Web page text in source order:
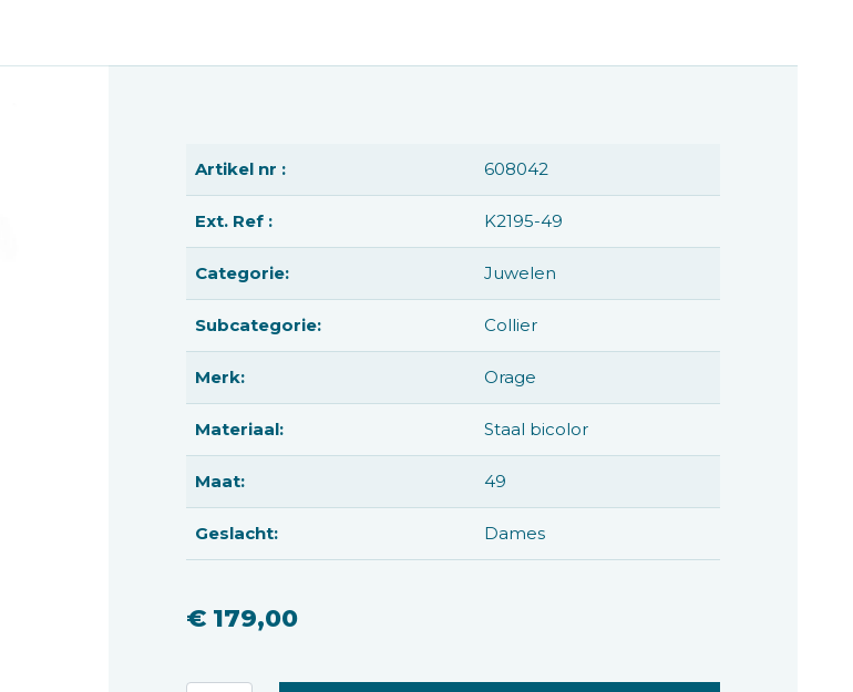
Artikel nr : 608042
Ext. Ref : K2195-49
Categorie: Juwelen
Subcategorie: Collier
Merk: Orage
Materiaal: Staal bicolor
Maat: 49
Geslacht: Dames
€ 179,00